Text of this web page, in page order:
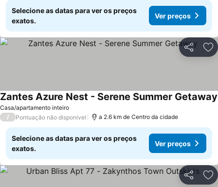
Selecione as datas para ver os preços
exatos.
Ver preços
Partilhar
Casa/apartamento inteiro
Zantes Azure Nest - Serene Summer Getaway
/ Pontuação não disponível a 2.6 km de Centro da cidade
Selecione as datas para ver os preços
exatos.
Ver preços
Partilhar